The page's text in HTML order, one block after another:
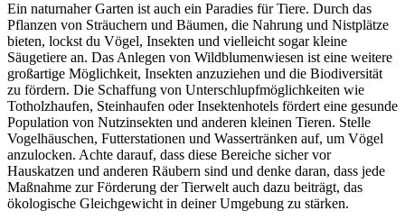
Ein naturnaher Garten ist auch ein Paradies für Tiere. Durch das
Pflanzen von Sträuchern und Bäumen, die Nahrung und Nistplätze
bieten, lockst du Vögel, Insekten und vielleicht sogar kleine
Säugetiere an. Das Anlegen von Wildblumenwiesen ist eine weitere
großartige Möglichkeit, Insekten anzuziehen und die Biodiversität
zu fördern. Die Schaffung von Unterschlupfmöglichkeiten wie
Totholzhaufen, Steinhaufen oder Insektenhotels fördert eine gesunde
Population von Nutzinsekten und anderen kleinen Tieren. Stelle
Vogelhäuschen, Futterstationen und Wassertränken auf, um Vögel
anzulocken. Achte darauf, dass diese Bereiche sicher vor
Hauskatzen und anderen Räubern sind und denke daran, dass jede
Maßnahme zur Förderung der Tierwelt auch dazu beiträgt, das
ökologische Gleichgewicht in deiner Umgebung zu stärken.